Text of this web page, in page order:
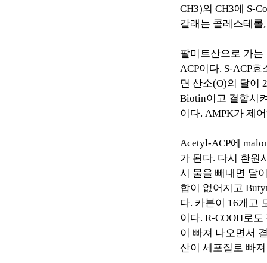
CH3)의 CH3에 S-
갈래는 콜레스테롤
팔미트산으로 가는
ACP이다. S-ACP효
면 산소(O)의 달이 2
Biotin이고 결합시
이다. AMPK가 제
Acetyl-ACP에
가 된다. 다시 환원
시 물을 빼내면 달
합이 없어지고
다. 카본이 16개고
이다. R-COOH로도
이 빠져 나오면서
산이 세포질로 빠